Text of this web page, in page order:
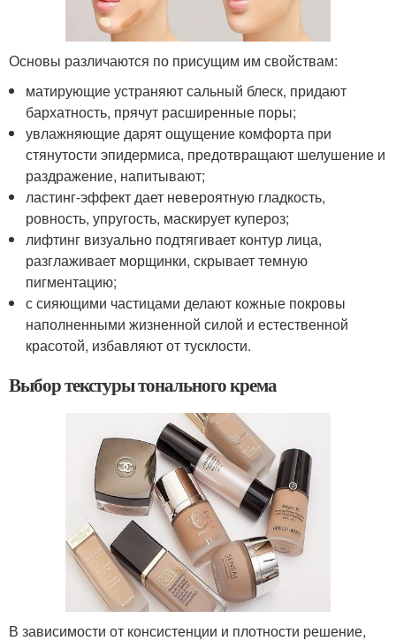
Основы различаются по присущим им свойствам:
матирующие устраняют сальный блеск, придают
бархатность, прячут расширенные поры;
увлажняющие дарят ощущение комфорта при
стянутости эпидермиса, предотвращают шелушение и
раздражение, напитывают;
ластинг-эффект дает невероятную гладкость,
ровность, упругость, маскирует купероз;
лифтинг визуально подтягивает контур лица,
разглаживает морщинки, скрывает темную
пигментацию;
с сияющими частицами делают кожные покровы
наполненными жизненной силой и естественной
красотой, избавляют от тусклости.
Выбор текстуры тонального крема
В зависимости от консистенции и плотности решение,